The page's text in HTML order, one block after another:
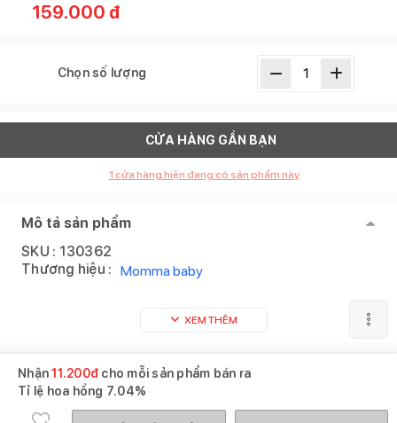
159.000 đ
Chọn số lượng
CỬA HÀNG GẦN BẠN
1 cửa hàng hiện đang có sản phẩm này
Mô tả sản phẩm
SKU : 130362
Thương hiệu : Momma baby
XEM THÊM
Nhận11.200đ cho mỗi sản phẩm bán ra
Tỉ lệ hoa hồng 7.04%